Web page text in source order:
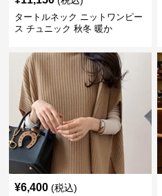
タートルネック ニットワンピー
ス チュニック 秋冬 暖か
¥6,400 (税込)